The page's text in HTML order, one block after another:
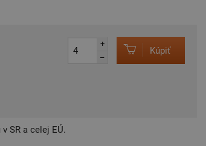
+
–
Kúpiť
SR a celej EÚ.